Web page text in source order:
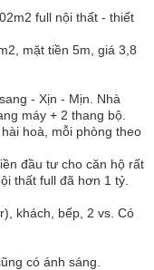
full nội thất - thiết
mặt tiền 5m, giá 3,8
- Xịn - Mịn. Nhà
máy + 2 thang bộ.
hoà, mỗi phòng theo
đầu tư cho căn hộ rất
thất full đã hơn 1 tỷ.
khách, bếp, 2 vs. Có
có ánh sáng.